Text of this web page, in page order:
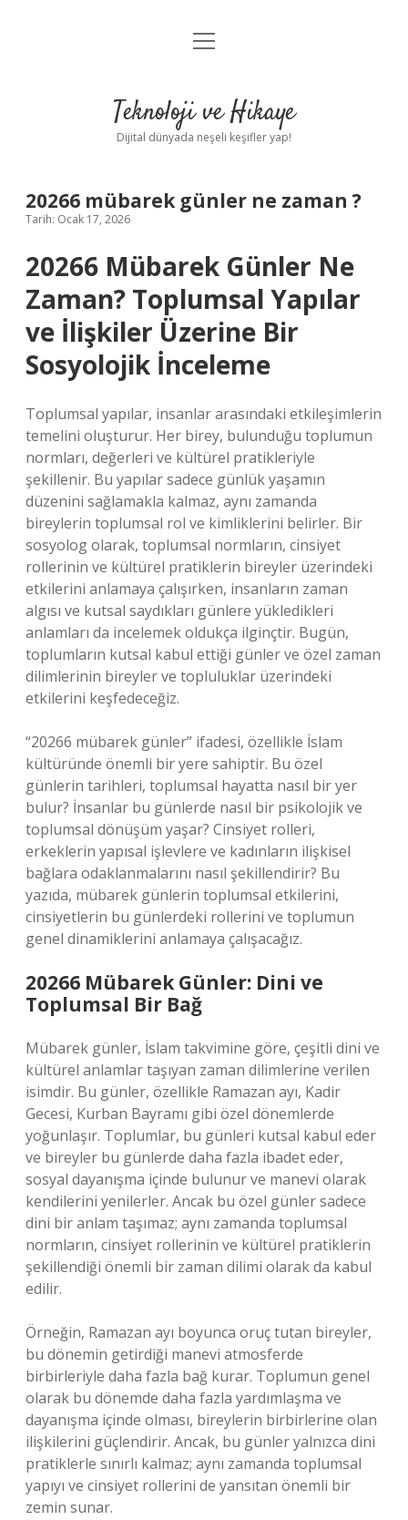
Anasayfa
Yasal Uyarı
menüyü
Teknoloji ve Hikaye
Dijital dünyada neşeli keşifler yap!
20266 mübarek günler ne zaman ?
Tarih: Ocak 17, 2026
20266 Mübarek Günler Ne
Zaman? Toplumsal Yapılar
ve İlişkiler Üzerine Bir
Sosyolojik İnceleme
Toplumsal yapılar, insanlar arasındaki etkileşimlerin
temelini oluşturur. Her birey, bulunduğu toplumun
normları, değerleri ve kültürel pratikleriyle
şekillenir. Bu yapılar sadece günlük yaşamın
düzenini sağlamakla kalmaz, aynı zamanda
bireylerin toplumsal rol ve kimliklerini belirler. Bir
sosyolog olarak, toplumsal normların, cinsiyet
rollerinin ve kültürel pratiklerin bireyler üzerindeki
etkilerini anlamaya çalışırken, insanların zaman
algısı ve kutsal saydıkları günlere yükledikleri
anlamları da incelemek oldukça ilginçtir. Bugün,
toplumların kutsal kabul ettiği günler ve özel zaman
dilimlerinin bireyler ve topluluklar üzerindeki
etkilerini keşfedeceğiz.
“20266 mübarek günler” ifadesi, özellikle İslam
kültüründe önemli bir yere sahiptir. Bu özel
günlerin tarihleri, toplumsal hayatta nasıl bir yer
bulur? İnsanlar bu günlerde nasıl bir psikolojik ve
toplumsal dönüşüm yaşar? Cinsiyet rolleri,
erkeklerin yapısal işlevlere ve kadınların ilişkisel
bağlara odaklanmalarını nasıl şekillendirir? Bu
yazıda, mübarek günlerin toplumsal etkilerini,
cinsiyetlerin bu günlerdeki rollerini ve toplumun
genel dinamiklerini anlamaya çalışacağız.
20266 Mübarek Günler: Dini ve
Toplumsal Bir Bağ
Mübarek günler, İslam takvimine göre, çeşitli dini ve
kültürel anlamlar taşıyan zaman dilimlerine verilen
isimdir. Bu günler, özellikle Ramazan ayı, Kadir
Gecesi, Kurban Bayramı gibi özel dönemlerde
yoğunlaşır. Toplumlar, bu günleri kutsal kabul eder
ve bireyler bu günlerde daha fazla ibadet eder,
sosyal dayanışma içinde bulunur ve manevi olarak
kendilerini yenilerler. Ancak bu özel günler sadece
dini bir anlam taşımaz; aynı zamanda toplumsal
normların, cinsiyet rollerinin ve kültürel pratiklerin
şekillendiği önemli bir zaman dilimi olarak da kabul
edilir.
Örneğin, Ramazan ayı boyunca oruç tutan bireyler,
bu dönemin getirdiği manevi atmosferde
birbirleriyle daha fazla bağ kurar. Toplumun genel
olarak bu dönemde daha fazla yardımlaşma ve
dayanışma içinde olması, bireylerin birbirlerine olan
ilişkilerini güçlendirir. Ancak, bu günler yalnızca dini
pratiklerle sınırlı kalmaz; aynı zamanda toplumsal
yapıyı ve cinsiyet rollerini de yansıtan önemli bir
zemin sunar.